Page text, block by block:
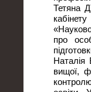
Тетяна
про
вищої,